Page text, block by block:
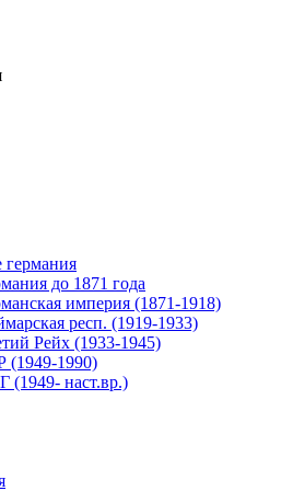
германия
до 1871 года
империя (1871-1918)
респ. (1919-1933)
Рейх (1933-1945)
(1949-1990)
(1949- наст.вр.)